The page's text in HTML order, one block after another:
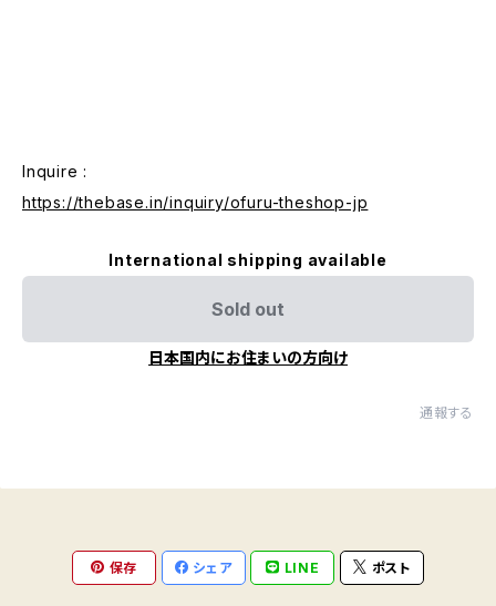
Inquire :
https://thebase.in/inquiry/ofuru-theshop-jp
International shipping available
Sold out
日本国内にお住まいの方向け
通報する
保存 シェア LINE ポスト